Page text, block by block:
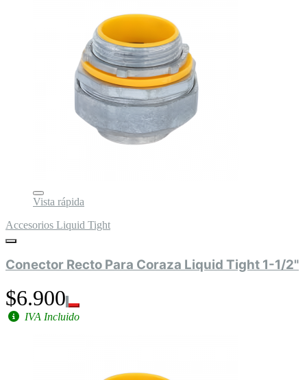
Vista rápida
Accesorios Liquid Tight
Conector Recto Para Coraza Liquid Tight 1-1/2"
$6.900
IVA Incluido